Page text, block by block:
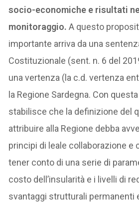
socio-economiche e risultati
monitoraggio.A questo
importante arriva da una
Costituzionale (sent. n. 6 del
una vertenza (la c.d. vertenza
la Regione Sardegna. Con
stabilisce che la definizione del
attribuire alla Regione debba
principi di leale collaborazione e
tener conto di una serie di
costo dell’insularità e i livelli di
svantaggi strutturali permanenti